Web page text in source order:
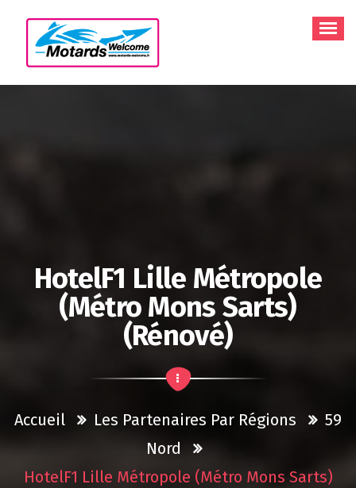
contenu
HotelF1 Lille Métropole
(Métro Mons Sarts)
(rénové)
Accueil Les Partenaires Par Régions
59
Nord
HotelF1 Lille Métropole (Métro Mons Sarts)